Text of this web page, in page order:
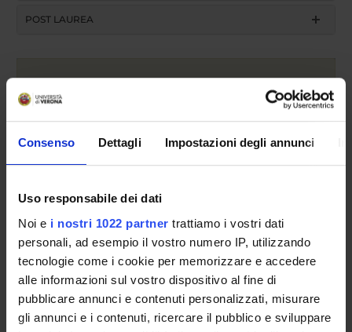
Consenso Dettagli Impostazioni degli annunci
Uso responsabile dei dati
Noi e i nostri 1022 partner trattiamo i vostri dati
personali, ad esempio il vostro numero IP, utilizzando
tecnologie come i cookie per memorizzare e accedere
alle informazioni sul vostro dispositivo al fine di
pubblicare annunci e contenuti personalizzati, misurare
gli annunci e i contenuti, ricercare il pubblico e sviluppare
POST LAUREA
search
Access type
admission test, limited-entry degree